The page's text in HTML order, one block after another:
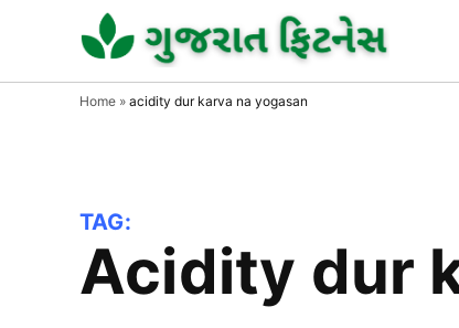
content
Home » acidity dur karva na yogasan
TAG:
acidity dur